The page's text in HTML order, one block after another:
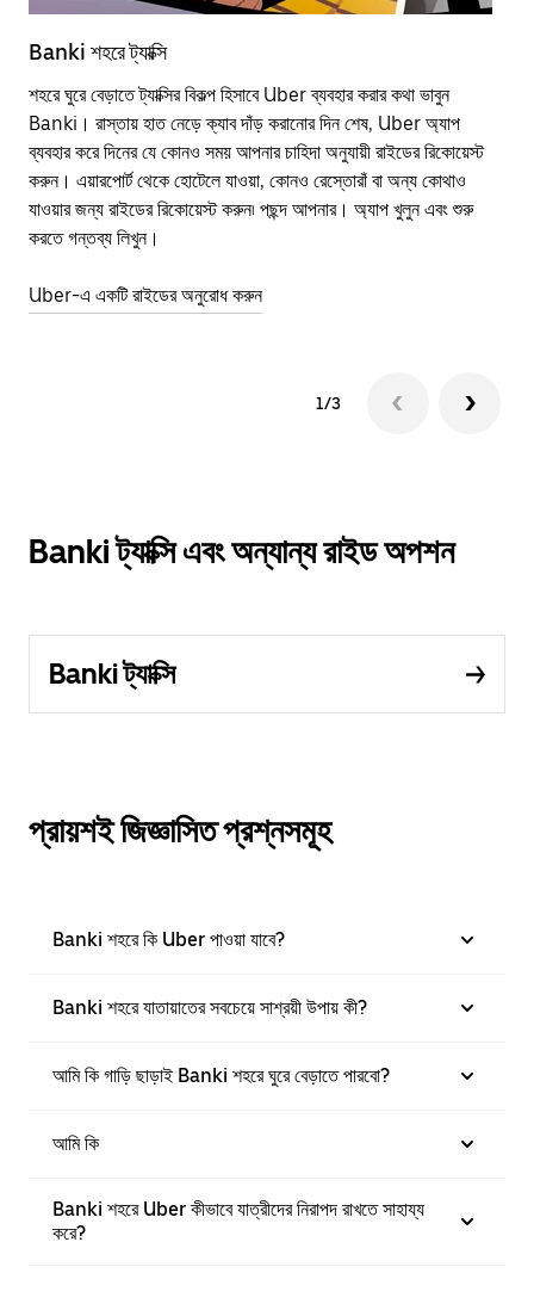
Banki শহরে ট্যাক্সি
শহরে ঘুরে বেড়াতে ট্যাক্সির বিকল্প হিসাবে Uber ব্যবহার করার কথা ভাবুন
Banki। রাস্তায় হাত নেড়ে ক্যাব দাঁড় করানোর দিন শেষ, Uber অ্যাপ
ব্যবহার করে দিনের যে কোনও সময় আপনার চাহিদা অনুযায়ী রাইডের রিকোয়েস্ট
করুন। এয়ারপোর্ট থেকে হোটেলে যাওয়া, কোনও রেস্তোরাঁ বা অন্য কোথাও
যাওয়ার জন্য রাইডের রিকোয়েস্ট করুন৷ পছন্দ আপনার। অ্যাপ খুলুন এবং শুরু
করতে গন্তব্য লিখুন।
Uber-এ একটি রাইডের অনুরোধ করুন
1/3
Banki ট্যাক্সি এবং অন্যান্য রাইড অপশন
Banki ট্যাক্সি
প্রায়শই জিজ্ঞাসিত প্রশ্নসমূহ
Banki শহরে কি Uber পাওয়া যাবে?
Banki শহরে যাতায়াতের সবচেয়ে সাশ্রয়ী উপায় কী?
আমি কি গাড়ি ছাড়াই Banki শহরে ঘুরে বেড়াতে পারবো?
আমি কি
Banki শহরে Uber কীভাবে যাত্রীদের নিরাপদ রাখতে সাহায্য
করে?